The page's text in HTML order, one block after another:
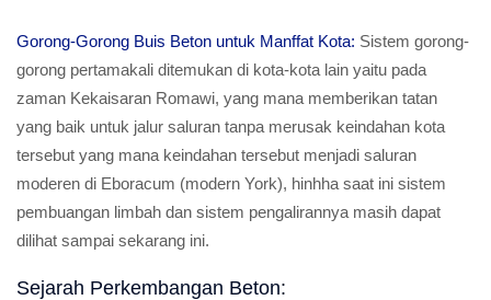
Gorong-Gorong Buis Beton untuk Manffat Kota: Sistem gorong-
gorong pertamakali ditemukan di kota-kota lain yaitu pada
zaman Kekaisaran Romawi, yang mana memberikan tatan
yang baik untuk jalur saluran tanpa merusak keindahan kota
tersebut yang mana keindahan tersebut menjadi saluran
moderen di Eboracum (modern York), hinhha saat ini sistem
pembuangan limbah dan sistem pengalirannya masih dapat
dilihat sampai sekarang ini.
Sejarah Perkembangan Beton: